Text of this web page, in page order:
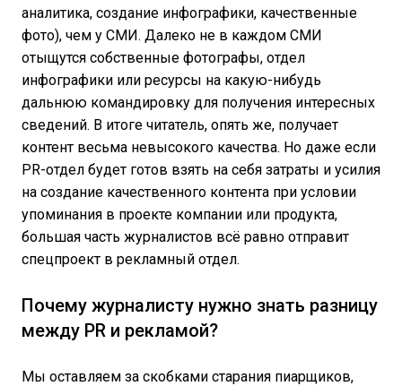
аналитика, создание инфографики, качественные
фото), чем у СМИ. Далеко не в каждом СМИ
отыщутся собственные фотографы, отдел
инфографики или ресурсы на какую-нибудь
дальнюю командировку для получения интересных
сведений. В итоге читатель, опять же, получает
контент весьма невысокого качества. Но даже если
PR-отдел будет готов взять на себя затраты и усилия
на создание качественного контента при условии
упоминания в проекте компании или продукта,
большая часть журналистов всё равно отправит
спецпроект в рекламный отдел.
Почему журналисту нужно знать разницу
между PR и рекламой?
Мы оставляем за скобками старания пиарщиков,